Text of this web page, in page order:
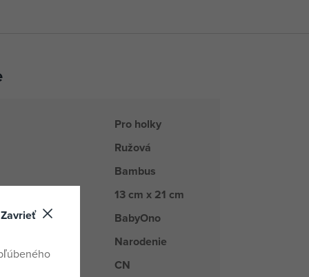
Pro holky
Ružová
Bambus
13 cm x 21 cm
tovaru BabyOno
Narodenie
CN
Zavrieť